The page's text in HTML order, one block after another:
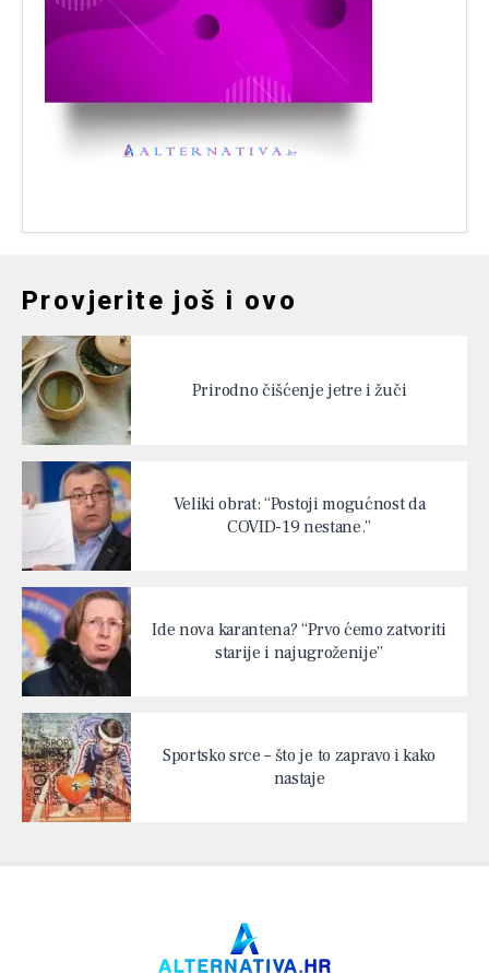
Provjerite još i ovo
Prirodno čišćenje jetre i žuči
Veliki obrat: “Postoji mogućnost da
COVID-19 nestane.”
Ide nova karantena? “Prvo ćemo zatvoriti
starije i najugroženije”
Sportsko srce – što je to zapravo i kako
nastaje